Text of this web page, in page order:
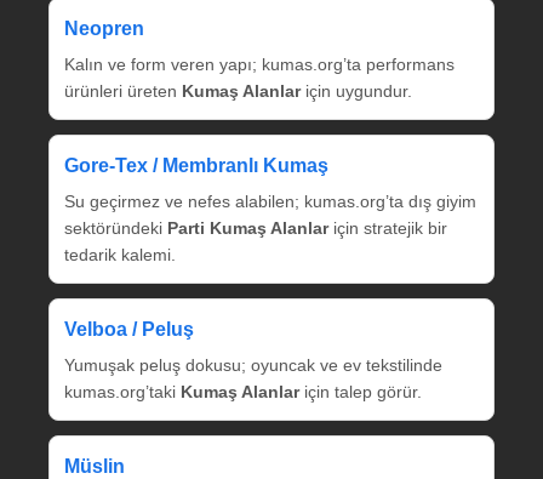
Neopren
Kalın ve form veren yapı; kumas.org’ta performans
ürünleri üreten Kumaş Alanlariçin uygundur.
Gore‑Tex / Membranlı Kumaş
Su geçirmez ve nefes alabilen; kumas.org’ta dış giyim
sektöründeki Parti Kumaş Alanlariçin stratejik bir
tedarik kalemi.
Velboa / Peluş
Yumuşak peluş dokusu; oyuncak ve ev tekstilinde
kumas.org’taki Kumaş Alanlariçin talep görür.
Müslin